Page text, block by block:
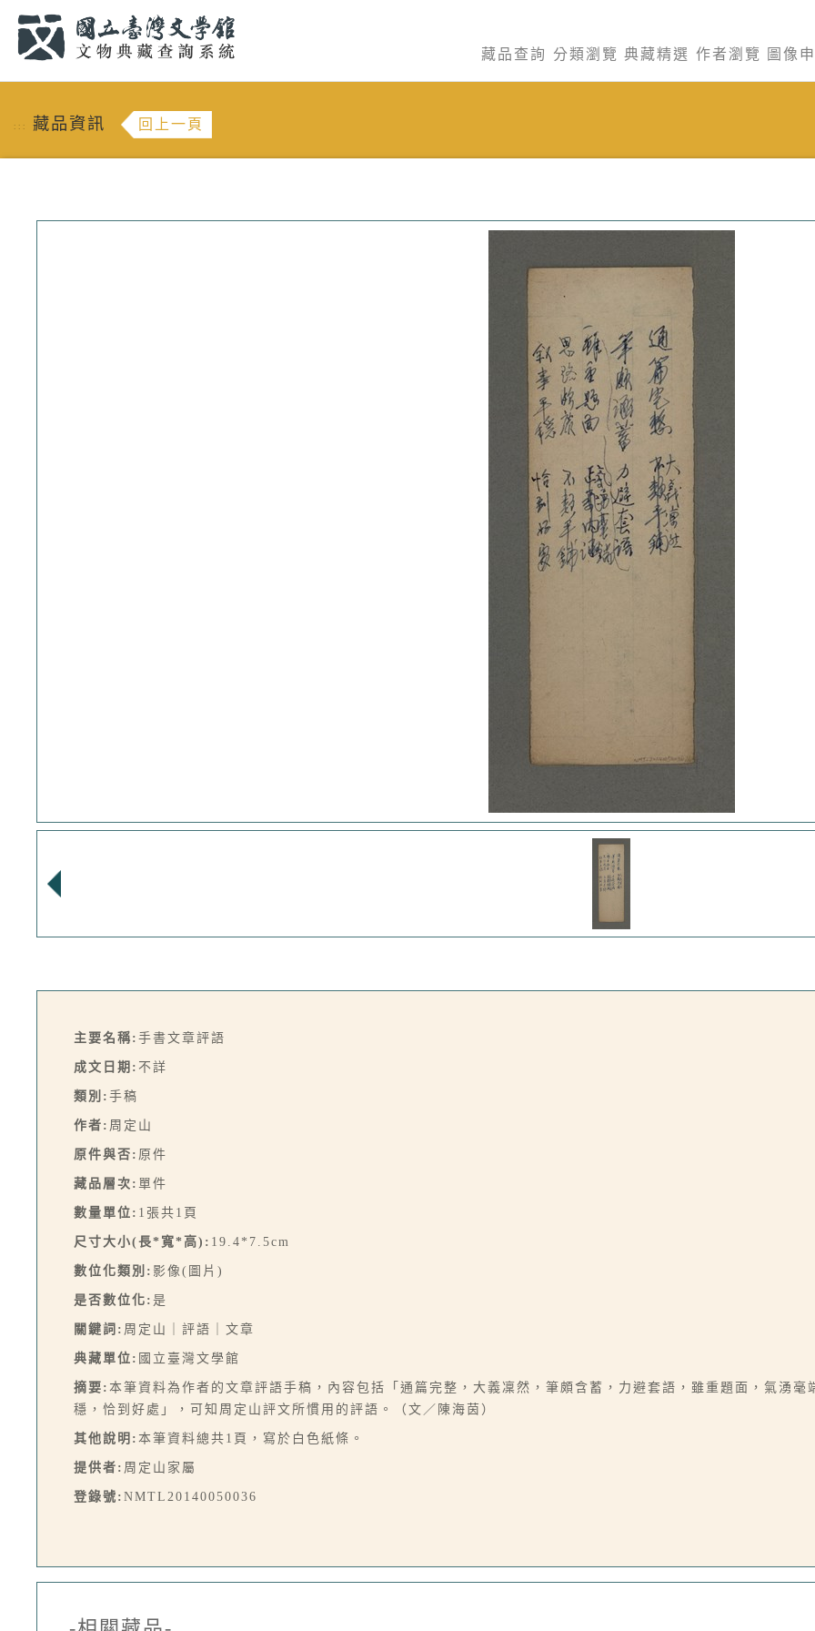
藏品查詢 分類瀏覽 典藏精選 作者瀏覽 圖像
::: 藏品資訊 回上一頁
主要名稱: 手書文章評語
成文日期: 不詳
類別: 手稿
作者: 周定山
原件與否: 原件
藏品層次: 單件
數量單位: 1張共1頁
尺寸大小(長*寬*高): 19.4*7.5cm
數位化類別: 影像(圖片)
是否數位化: 是
關鍵詞: 周定山｜評語｜文章
典藏單位: 國立臺灣文學館
摘要: 本筆資料為作者的文章評語手稿，內容包括「通篇完整，大義凜然，筆頗含蓄，力避套語，雖重題面，氣湧毫
穩，恰到好處」，可知周定山評文所慣用的評語。（文／陳海茵）
其他說明: 本筆資料總共1頁，寫於白色紙條。
提供者: 周定山家屬
登錄號: NMTL20140050036